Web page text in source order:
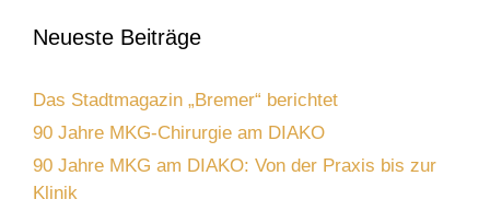
Neueste Beiträge
Das Stadtmagazin „Bremer“ berichtet
90 Jahre MKG-Chirurgie am DIAKO
90 Jahre MKG am DIAKO: Von der Praxis bis zur
Klinik